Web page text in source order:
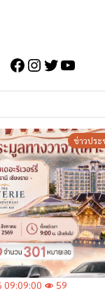
Facebook
Instagram
Twitter
ข่าวปร
09:09:00 59